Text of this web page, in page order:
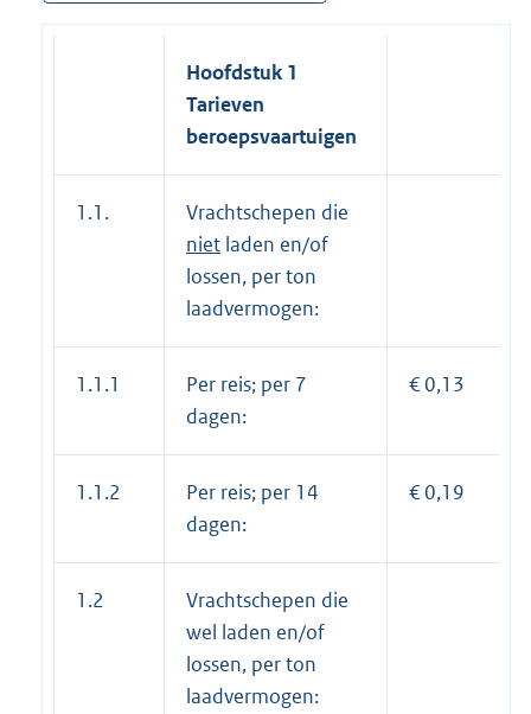
Hoofdstuk 1
Tarieven
beroepsvaartuigen
1.1.
Vrachtschepen die
niet laden en/of
lossen, per ton
laadvermogen:
1.1.1
Per reis; per 7
dagen:
€ 0,13
1.1.2
Per reis; per 14
dagen:
€ 0,19
1.2
Vrachtschepen die
wel laden en/of
lossen, per ton
laadvermogen: